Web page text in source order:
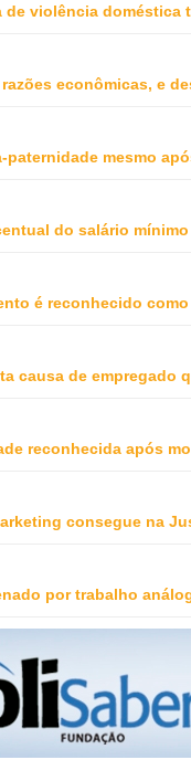
de violência doméstica
econômicas, e
paternidade mesmo
do salário
é reconhecido
causa de empregado
reconhecida após
consegue na
por trabalho